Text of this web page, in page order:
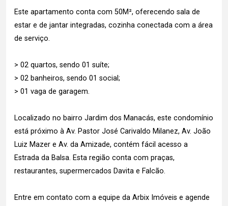
Este apartamento conta com 50M², oferecendo sala de
estar e de jantar integradas, cozinha conectada com a área
de serviço.
> 02 quartos, sendo 01 suíte;
> 02 banheiros, sendo 01 social;
> 01 vaga de garagem.
Localizado no bairro Jardim dos Manacás, este condomínio
está próximo à Av. Pastor José Carivaldo Milanez, Av. João
Luiz Mazer e Av. da Amizade, contém fácil acesso a
Estrada da Balsa. Esta região conta com praças,
restaurantes, supermercados Davita e Falcão.
Entre em contato com a equipe da Arbix Imóveis e agende